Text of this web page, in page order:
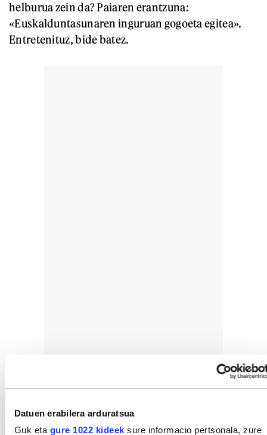
Datuen erabilera arduratsua
Guk eta gure 1022 kideek sure informacio pertsonala, zure
helburua zein da? Paiaren erantzuna:
«Euskalduntasunaren inguruan gogoeta egitea».
Entretenituz, bide batez.